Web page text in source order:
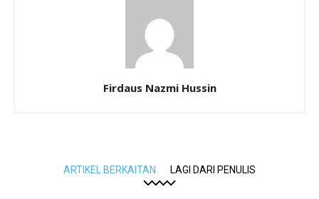
Firdaus Nazmi Hussin
ARTIKEL BERKAITAN LAGI DARI PENULIS